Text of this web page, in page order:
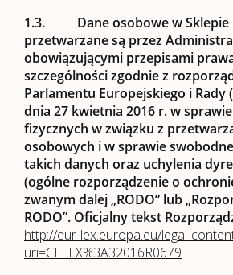
1.3. Dane osobowe w
przetwarzane są przez
obowiązującymi przepisami
szczególności zgodnie z
Parlamentu Europejskiego i Rady
dnia 27 kwietnia 2016 r. w
fizycznych w związku z
osobowych i w sprawie
takich danych oraz uchylenia
(ogólne rozporządzenie o
zwanym dalej „RODO” lub „
RODO”. Oficjalny tekst
http://eur-lex.europa.eu/legal-
uri=CELEX%3A32016R0679